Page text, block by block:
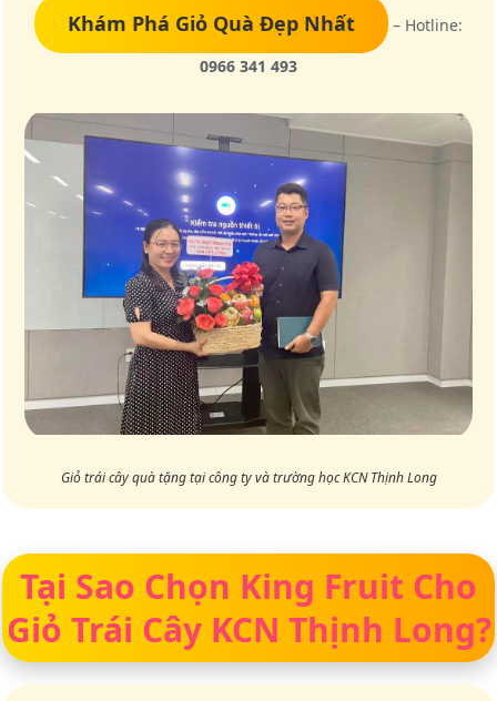
Khám Phá Giỏ Quà Đẹp Nhất
– Hotline:
0966 341 493
Giỏ trái cây quà tặng tại công ty và trường học KCN Thịnh Long
Tại Sao Chọn King Fruit Cho
Giỏ Trái Cây KCN Thịnh Long?